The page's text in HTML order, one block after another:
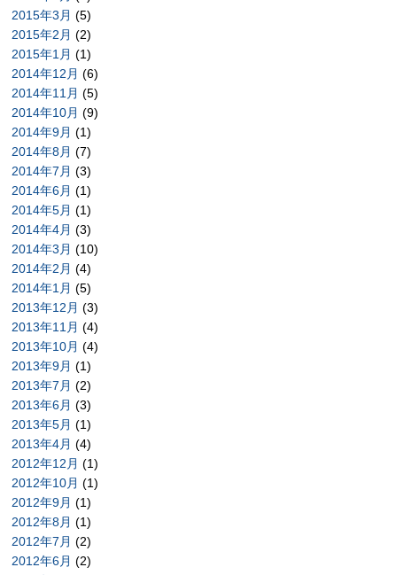
2015年3月 (5)
2015年2月 (2)
2015年1月 (1)
2014年12月 (6)
2014年11月 (5)
2014年10月 (9)
2014年9月 (1)
2014年8月 (7)
2014年7月 (3)
2014年6月 (1)
2014年5月 (1)
2014年4月 (3)
2014年3月 (10)
2014年2月 (4)
2014年1月 (5)
2013年12月 (3)
2013年11月 (4)
2013年10月 (4)
2013年9月 (1)
2013年7月 (2)
2013年6月 (3)
2013年5月 (1)
2013年4月 (4)
2012年12月 (1)
2012年10月 (1)
2012年9月 (1)
2012年8月 (1)
2012年7月 (2)
2012年6月 (2)